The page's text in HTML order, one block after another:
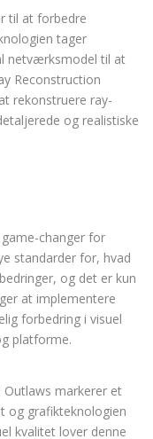
til at forbedre
tager
netværksmodel til at
Reconstruction
rekonstruere ray-
og realistiske
changer for
standarder for, hvad
og det er kun
at implementere
forbedring i visuel
platforme.
Outlaws markerer et
og grafikteknologien
kvalitet lover denne